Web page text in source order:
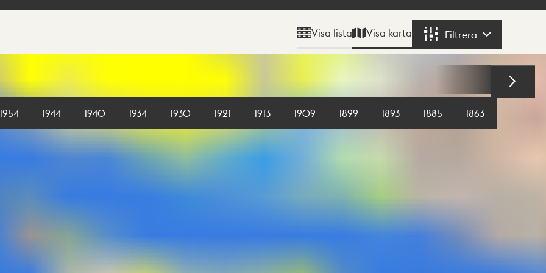
Visa lista Visa karta Filtrera
1954 1944 1940 1934 1930 1921 1913 1909 1899 1893 1885 1863